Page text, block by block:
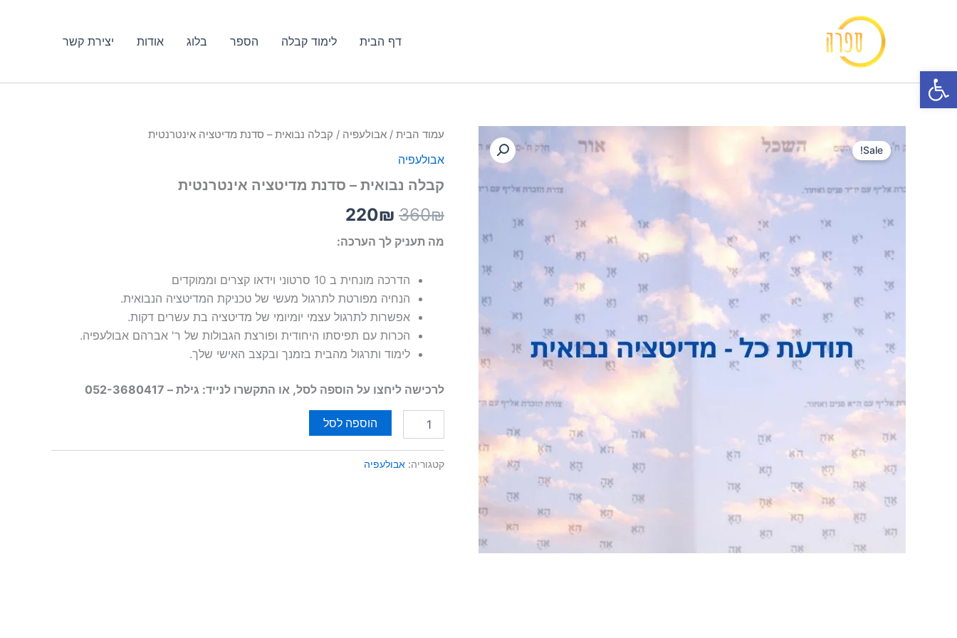
פתח סרגל נגישות
דף הבית
לימוד קבלה הספר בלוג אודות יצירת קשר
Sale!
עמוד הבית / אבולעפיה / קבלה נבואית – סדנת מדיטציה אינטרנטית
אבולעפיה
קבלה נבואית – סדנת מדיטציה אינטרנטית
360₪
המחיר
היה:
360₪.
220₪
המחיר
הוא:
מה תעניק לך הערכה:
הדרכה מונחית ב 10 סרטוני וידאו קצרים וממוקדים
הנחיה מפורטת לתרגול מעשי של טכניקת המדיטציה הנבואית.
אפשרות לתרגול עצמי יומיומי של מדיטציה בת עשרים דקות.
הכרות עם תפיסתו היחודית ופורצת הגבולות של ר' אברהם אבולעפיה.
לימוד ותרגול מהבית בזמנך ובקצב האישי שלך.
לרכישה ליחצו על הוספה לסל, או התקשרו לנייד: גילת – 052-3680417
כמות
קבלה
-
מדיטציה
הוספה לסל
קטגוריה: אבולעפיה